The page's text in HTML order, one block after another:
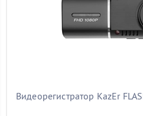
Видеорегистратор KazEr